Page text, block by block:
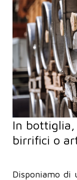
In
birrifici o
Disponiamo di